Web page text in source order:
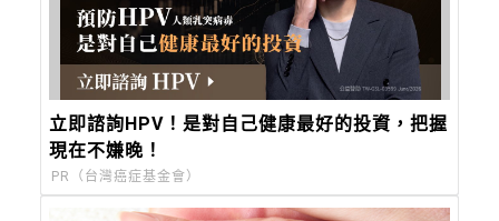
立即諮詢HPV！是對自己健康最好的投資，把握
現在不嫌晚！
PR（台灣癌症基金會）